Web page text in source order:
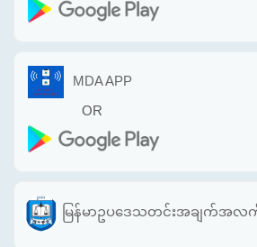
MDA APP
OR
မြန်မာဥပဒေသတင်းအချက်အလ